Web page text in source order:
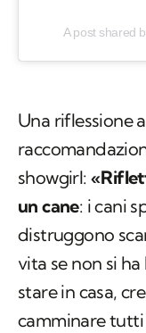
A post shared
Una riflessione
showgirl:
un cane: i cani
distruggono
vita se non si
stare in casa,
camminare tutti